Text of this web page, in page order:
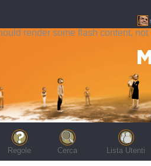
render some flash content, not
Regole Cerca Lista Utenti